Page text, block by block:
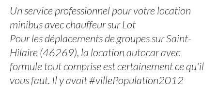
Un service professionnel pour votre location
minibus avec chauffeur sur Lot
Pour les déplacements de groupes sur Saint-
Hilaire (46269), la location autocar avec
formule tout comprise est certainement ce qu'il
vous faut. Il y avait #villePopulation2012